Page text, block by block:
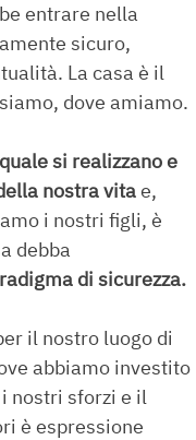
entrare nella
sicuro,
La casa è il
dove amiamo.
si realizzano e
nostra vitae,
i nostri figli, è
debba
di sicurezza.
il nostro luogo di
abbiamo investito
nostri sforzi e il
è espressione